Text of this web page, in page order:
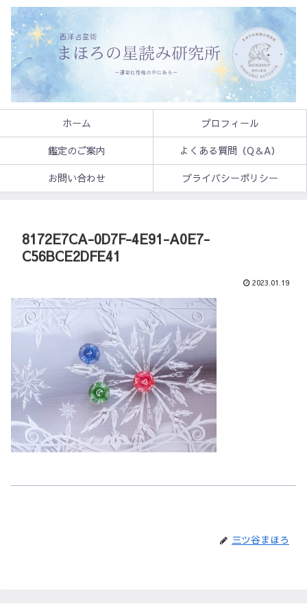
ホーム
プロフィール
鑑定のご案内
よくある質問（Q＆A）
お問い合わせ
プライバシーポリシー
8172E7CA-0D7F-4E91-A0E7-
C56BCE2DFE41
2023.01.19
三ツ谷まほろ